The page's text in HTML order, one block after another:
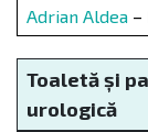
Adrian Aldea –
Toaletă și
urologică